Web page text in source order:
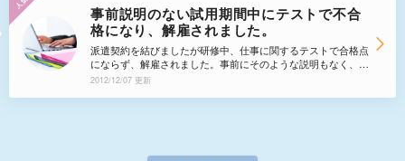
つけるように言われました。その方は頭を殴られて怪我をされ
て労災の申請をしているとのことでしたが、私はまだ、契約書
が手元に届いていないので契約書に捺印をしていないので、も
しもこのように就労中や通勤時に事故にあった場合は、労災は
おりるのでしょうか？
事前説明のない試用期間中にテストで不合
格になり、解雇されました。
派遣契約を結びましたが研修中、仕事に関するテストで合格点
にならず、解雇されました。事前にそのような説明もなく、ま
た、試用期間中という理由で残りの契約期間の保証もしませ
2012/12/07 更新